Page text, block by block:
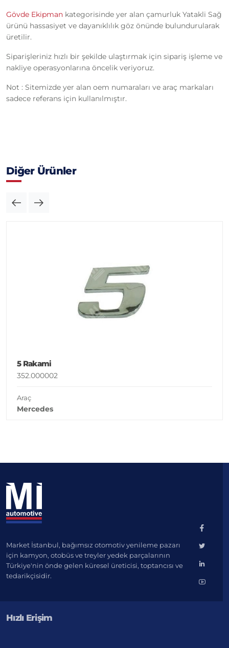
Gövde Ekipman kategorisinde yer alan çamurluk Yatakli Sağ
ürünü hassasiyet ve dayanıklılık göz önünde bulundurularak
üretilir.
Siparişleriniz hızlı bir şekilde ulaştırmak için sipariş işleme ve
nakliye operasyonlarına öncelik veriyoruz.
Not : Sitemizde yer alan oem numaraları ve araç markaları
sadece referans için kullanılmıştır.
Diğer Ürünler
5 Rakami
352.000002
Araç
Mercedes
Market İstanbul, bağımsız otomotiv yenileme pazarı
için kamyon, otobüs ve treyler yedek parçalarının
Türkiye'nin önde gelen küresel üreticisi, toptancısı ve
tedarikçisidir.
Hızlı Erişim